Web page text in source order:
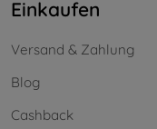
Einkaufen
Versand & Zahlung
Blog
Cashback